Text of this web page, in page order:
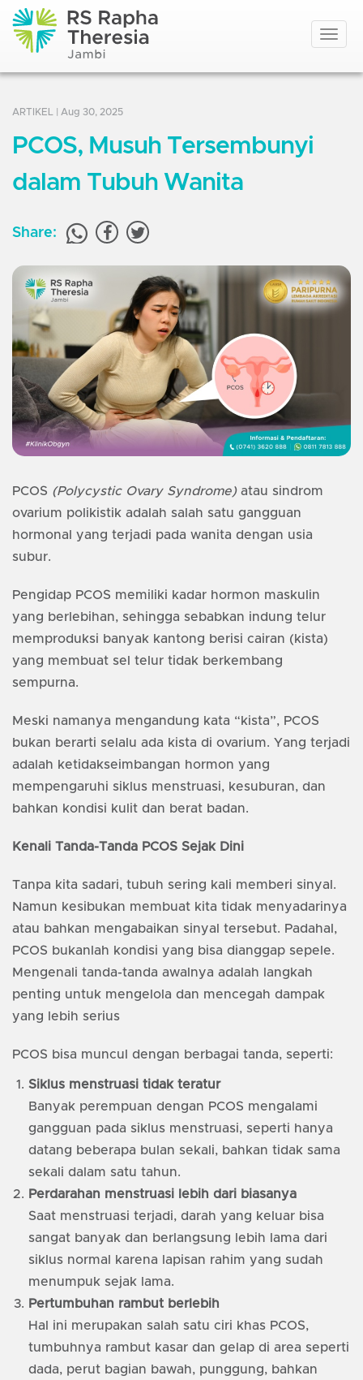
Toggle
ARTIKEL | Aug 30, 2025
PCOS, Musuh Tersembunyi
dalam Tubuh Wanita
Share:
PCOS (Polycystic Ovary Syndrome)atau sindrom
ovarium polikistik adalah salah satu gangguan
hormonal yang terjadi pada wanita dengan usia
subur.
Pengidap PCOS memiliki kadar hormon maskulin
yang berlebihan, sehingga sebabkan indung telur
memproduksi banyak kantong berisi cairan (kista)
yang membuat sel telur tidak berkembang
sempurna.
Meski namanya mengandung kata “kista”, PCOS
bukan berarti selalu ada kista di ovarium. Yang terjadi
adalah ketidakseimbangan hormon yang
mempengaruhi siklus menstruasi, kesuburan, dan
bahkan kondisi kulit dan berat badan.
Kenali Tanda-Tanda PCOS Sejak Dini
Tanpa kita sadari, tubuh sering kali memberi sinyal.
Namun kesibukan membuat kita tidak menyadarinya
atau bahkan mengabaikan sinyal tersebut. Padahal,
PCOS bukanlah kondisi yang bisa dianggap sepele.
Mengenali tanda-tanda awalnya adalah langkah
penting untuk mengelola dan mencegah dampak
yang lebih serius
PCOS bisa muncul dengan berbagai tanda, seperti:
Siklus menstruasi tidak teratur
Banyak perempuan dengan PCOS mengalami
gangguan pada siklus menstruasi, seperti hanya
datang beberapa bulan sekali, bahkan tidak sama
sekali dalam satu tahun.
Perdarahan menstruasi lebih dari biasanya
Saat menstruasi terjadi, darah yang keluar bisa
sangat banyak dan berlangsung lebih lama dari
siklus normal karena lapisan rahim yang sudah
menumpuk sejak lama.
Pertumbuhan rambut berlebih
Hal ini merupakan salah satu ciri khas PCOS,
tumbuhnya rambut kasar dan gelap di area seperti
dada, perut bagian bawah, punggung, bahkan